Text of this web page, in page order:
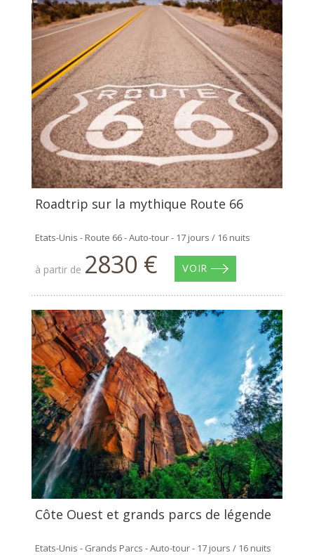
Roadtrip sur la mythique Route 66
Etats-Unis - Route 66 - Auto-tour - 17 jours / 16 nuits
à partir de 2830 € VOIR
Côte Ouest et grands parcs de légende
Etats-Unis - Grands Parcs - Auto-tour - 17 jours / 16 nuits